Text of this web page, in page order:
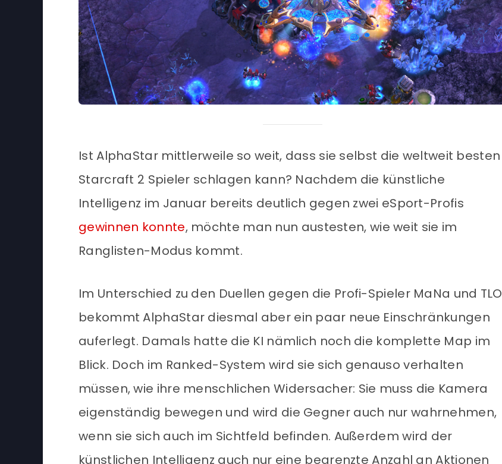
Ist AlphaStar mittlerweile so weit, dass sie selbst die weltweit besten
Starcraft 2 Spieler schlagen kann? Nachdem die künstliche
Intelligenz im Januar bereits deutlich gegen zwei eSport-Profis
gewinnen konnte, möchte man nun austesten, wie weit sie im
Ranglisten-Modus kommt.
Im Unterschied zu den Duellen gegen die Profi-Spieler MaNa und TLO
bekommt AlphaStar diesmal aber ein paar neue Einschränkungen
auferlegt. Damals hatte die KI nämlich noch die komplette Map im
Blick. Doch im Ranked-System wird sie sich genauso verhalten
müssen, wie ihre menschlichen Widersacher: Sie muss die Kamera
eigenständig bewegen und wird die Gegner auch nur wahrnehmen,
wenn sie sich auch im Sichtfeld befinden. Außerdem wird der
künstlichen Intelligenz auch nur eine begrenzte Anzahl an Aktionen